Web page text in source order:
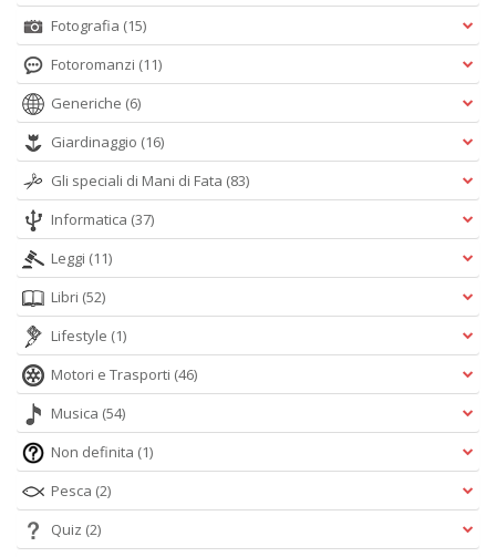
Fotografia (15)
Fotoromanzi (11)
Generiche (6)
Giardinaggio (16)
Gli speciali di Mani di Fata (83)
Informatica (37)
Leggi (11)
Libri (52)
Lifestyle (1)
Motori e Trasporti (46)
Musica (54)
Non definita (1)
Pesca (2)
Quiz (2)